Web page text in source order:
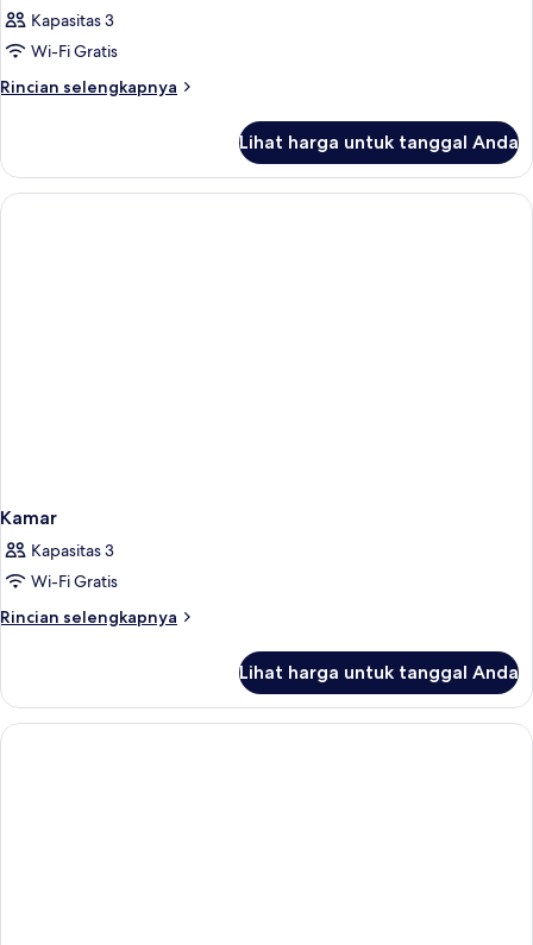
Kapasitas 3
Wi-Fi Gratis
Rincian selengkapnya
Rincian
Kamar
Lihat harga untuk tanggal Anda
Kamar
Kapasitas 3
Wi-Fi Gratis
Rincian selengkapnya
Rincian
Kamar
Lihat harga untuk tanggal Anda